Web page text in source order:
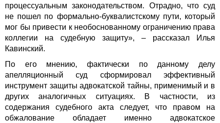
процессуальным законодательством. Отрадно, что суд
не пошел по формально-буквалистскому пути, который
мог бы привести к необоснованному ограничению права
коллегии на судебную защиту», – рассказал Илья
Кавинский.
По его мнению, фактически по данному делу
апелляционный суд сформировал эффективный
инструмент защиты адвокатской тайны, применимый и в
других аналогичных ситуациях. В частности, из
содержания судебного акта следует, что правом на
обжалование обладает именно адвокатское